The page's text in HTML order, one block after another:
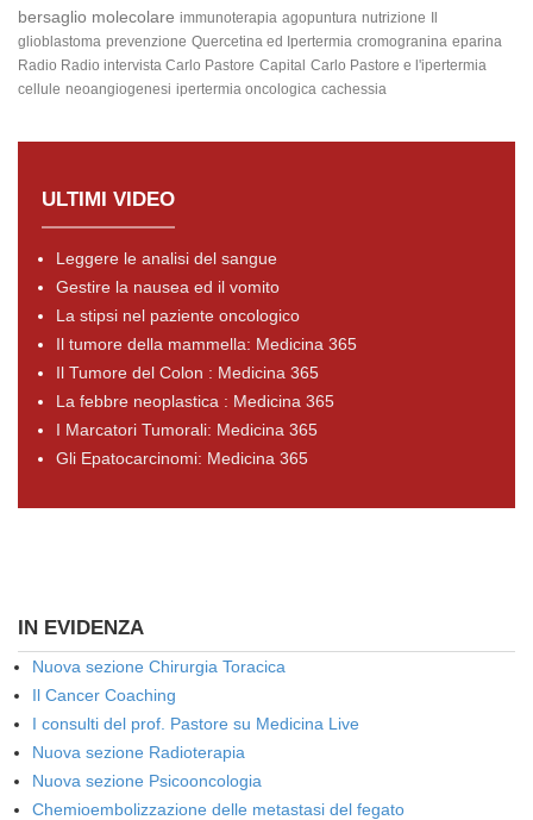
bersaglio molecolare immunoterapia agopuntura nutrizione
glioblastoma prevenzione Quercetina ed Ipertermia cromogranina eparina
Radio Radio intervista Carlo Pastore Capital Carlo Pastore e l'ipertermia
cellule neoangiogenesi ipertermia oncologica cachessia
ULTIMI VIDEO
Leggere le analisi del sangue
Gestire la nausea ed il vomito
La stipsi nel paziente oncologico
Il tumore della mammella: Medicina 365
Il Tumore del Colon : Medicina 365
La febbre neoplastica : Medicina 365
I Marcatori Tumorali: Medicina 365
Gli Epatocarcinomi: Medicina 365
IN EVIDENZA
Nuova sezione Chirurgia Toracica
Il Cancer Coaching
I consulti del prof. Pastore su Medicina Live
Nuova sezione Radioterapia
Nuova sezione Psicooncologia
Chemioembolizzazione delle metastasi del fegato